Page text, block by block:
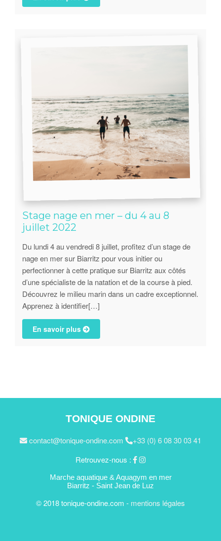
Stage nage en mer – du 4 au 8
juillet 2022
Du lundi 4 au vendredi 8 juillet, profitez d’un stage de
nage en mer sur Biarritz pour vous initier ou
perfectionner à cette pratique sur Biarritz aux côtés
d’une spécialiste de la natation et de la course à pied.
Découvrez le milieu marin dans un cadre exceptionnel.
Apprenez à identifier[…]
En savoir plus
TONIQUE ONDINE
contact@tonique-ondine.com
+33 (0) 6 08 30 03 41
Retrouvez-nous :
Marche aquatique & Aquagym en mer
Biarritz - Saint Jean de Luz
© 2018 tonique-ondine.com - mentions légales